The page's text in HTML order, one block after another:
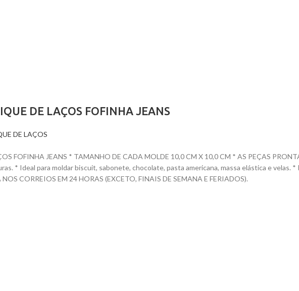
DE LAÇOS FOFINHA JEANS
DE LAÇOS
FOFINHA JEANS * TAMANHO DE CADA MOLDE 10,0 CM X 10,0 CM * AS PEÇAS
* Ideal para moldar biscuit, sabonete, chocolate, pasta americana, massa elástica e velas.
CORREIOS EM 24 HORAS (EXCETO, FINAIS DE SEMANA E FERIADOS).